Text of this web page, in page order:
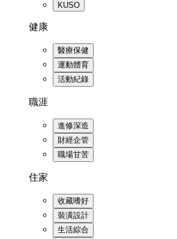
KUSO
健康
醫療保健
運動體育
活動紀錄
職涯
進修深造
財經企管
職場甘苦
住家
收藏嗜好
裝潢設計
生活綜合